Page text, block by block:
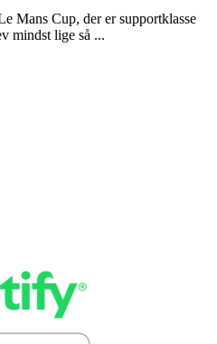
Mans Cup, der er supportklasse
mindst lige så ...